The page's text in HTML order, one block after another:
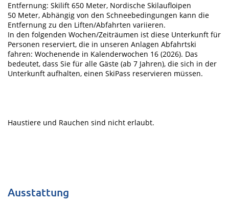
Entfernung: Skilift 650 Meter, Nordische Skilaufloipen
50 Meter, Abhängig von den Schneebedingungen kann die
Entfernung zu den Liften/Abfahrten variieren.
In den folgenden Wochen/Zeiträumen ist diese Unterkunft für
Personen reserviert, die in unseren Anlagen Abfahrtski
fahren: Wochenende in Kalenderwochen 16 (2026). Das
bedeutet, dass Sie für alle Gäste (ab 7 Jahren), die sich in der
Unterkunft aufhalten, einen SkiPass reservieren müssen.
Haustiere und Rauchen sind nicht erlaubt.
Ausstattung